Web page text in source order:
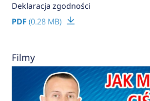
Deklaracja zgodności
PDF (0.28 MB)
Filmy